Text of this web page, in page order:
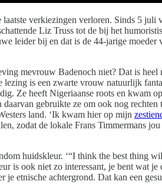
verkiezingen verloren. Sinds 5
Liz Truss tot de bij het
leider bij en dat is de 44-jarige
mevrouw Badenoch niet? Dat is
lezing is een zwarte vrouw natuurlijk
Ze heeft Nigeriaanse roots en kwam
gebruikte ze om ook nog
land. ‘Ik kwam hier op mijn
zodat de lokale Frans Timmermans
huidskleur. ‘“I think the best thing
is ook niet zo interessant, je bent wat je
je etnische achtergrond. Dat kan een